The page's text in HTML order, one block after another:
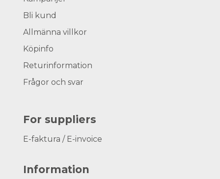
Bli kund
Allmänna villkor
Köpinfo
Returinformation
Frågor och svar
For suppliers
E-faktura / E-invoice
Information